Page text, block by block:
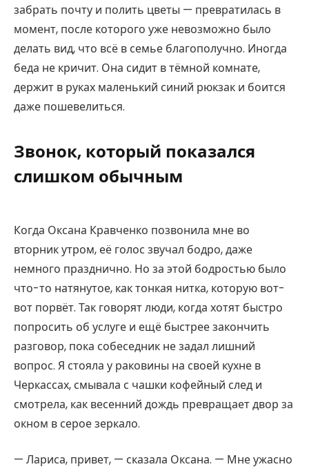
забрать почту и полить цветы — превратилась в
момент, после которого уже невозможно было
делать вид, что всё в семье благополучно. Иногда
беда не кричит. Она сидит в тёмной комнате,
держит в руках маленький синий рюкзак и боится
даже пошевелиться.
Звонок, который показался
слишком обычным
Когда Оксана Кравченко позвонила мне во
вторник утром, её голос звучал бодро, даже
немного празднично. Но за этой бодростью было
что-то натянутое, как тонкая нитка, которую вот-
вот порвёт. Так говорят люди, когда хотят быстро
попросить об услуге и ещё быстрее закончить
разговор, пока собеседник не задал лишний
вопрос. Я стояла у раковины на своей кухне в
Черкассах, смывала с чашки кофейный след и
смотрела, как весенний дождь превращает двор за
окном в серое зеркало.
— Лариса, привет, — сказала Оксана. — Мне ужасно